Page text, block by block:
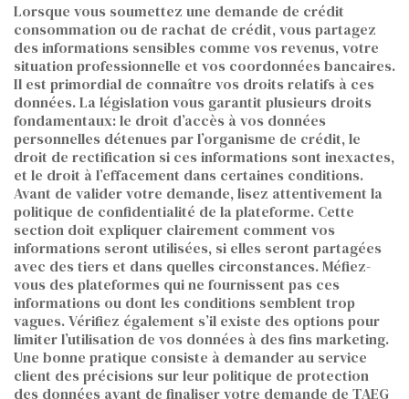
Lorsque vous soumettez une demande de crédit
consommation ou de rachat de crédit, vous partagez
des informations sensibles comme vos revenus, votre
situation professionnelle et vos coordonnées bancaires.
Il est primordial de connaître vos droits relatifs à ces
données. La législation vous garantit plusieurs droits
fondamentaux: le droit d’accès à vos données
personnelles détenues par l’organisme de crédit, le
droit de rectification si ces informations sont inexactes,
et le droit à l’effacement dans certaines conditions.
Avant de valider votre demande, lisez attentivement la
politique de confidentialité de la plateforme. Cette
section doit expliquer clairement comment vos
informations seront utilisées, si elles seront partagées
avec des tiers et dans quelles circonstances. Méfiez-
vous des plateformes qui ne fournissent pas ces
informations ou dont les conditions semblent trop
vagues. Vérifiez également s’il existe des options pour
limiter l’utilisation de vos données à des fins marketing.
Une bonne pratique consiste à demander au service
client des précisions sur leur politique de protection
des données avant de finaliser votre demande de TAEG